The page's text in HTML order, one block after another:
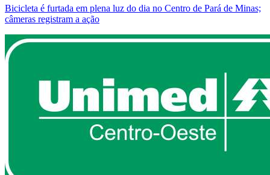
Bicicleta é furtada em plena luz do dia no Centro de Pará de Minas;
câmeras registram a ação